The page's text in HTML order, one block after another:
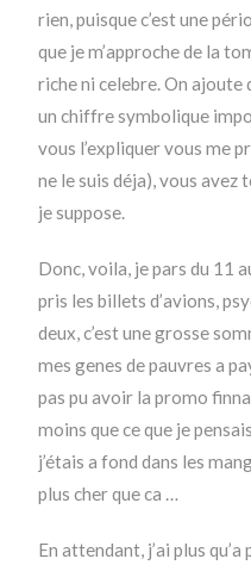
rien, puisque c’est une
que je m’approche de la
riche ni celebre. On ajoute
un chiffre symbolique
vous l’expliquer vous me
ne le suis déja), vous avez
je suppose.
Donc, voila, je pars du 11
pris les billets d’avions,
deux, c’est une grosse
mes genes de pauvres a
pas pu avoir la promo
moins que ce que je
j’étais a fond dans les
plus cher que ca …
En attendant, j’ai plus